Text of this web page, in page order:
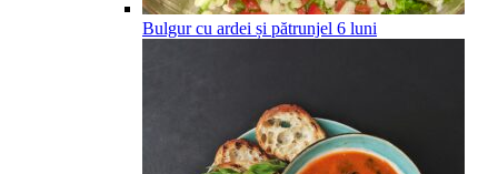
Bulgur cu ardei și pătrunjel 6 luni